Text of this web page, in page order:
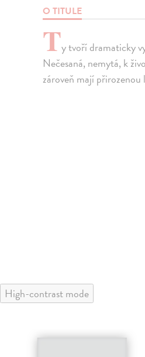
O TITULE
Ty tvoří dramaticky
Nečesaná, nemytá, k
zároveň mají přirozenou
High-contrast mode